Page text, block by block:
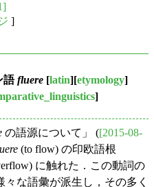
]
語fluere [latin][etymology]
]
の語源について」 ([2015-08-
(to flow) の印欧語根
に触れた．この動詞の
な語彙が派生し，その多く